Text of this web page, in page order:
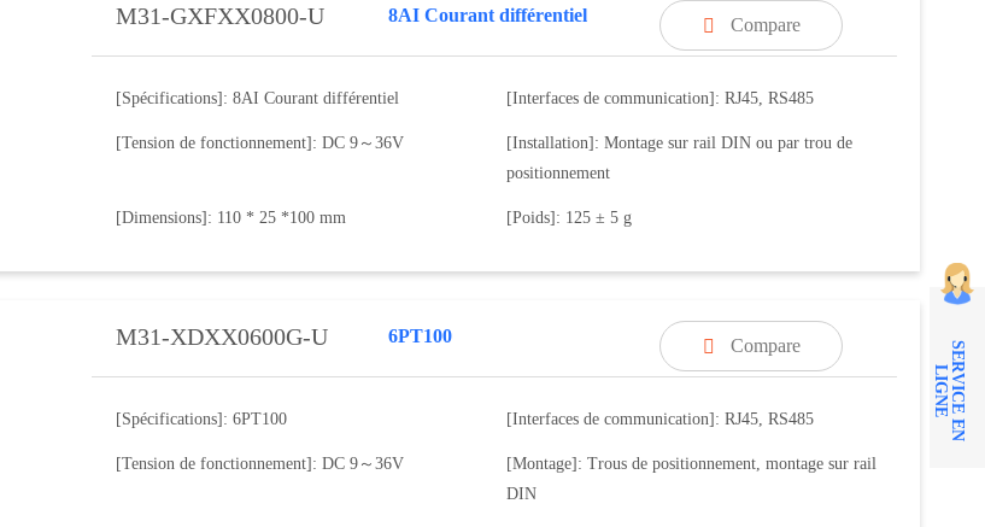
 Compare
M31-GXFXX0800-U 8AI Courant différentiel
[Spécifications]: 8AI Courant différentiel [Interfaces de communication]: RJ45, RS485
[Tension de fonctionnement]: DC 9～36V
[Installation]: Montage sur rail DIN ou par trou de
positionnement
[Dimensions]: 110 * 25 *100 mm [Poids]: 125 ± 5 g
 Compare
M31-XDXX0600G-U 6PT100
[Spécifications]: 6PT100 [Interfaces de communication]: RJ45, RS485
[Tension de fonctionnement]: DC 9～36V
[Montage]: Trous de positionnement, montage sur rail
DIN
S
E
R
V
I
C
E
E
N
LI
G
N
E